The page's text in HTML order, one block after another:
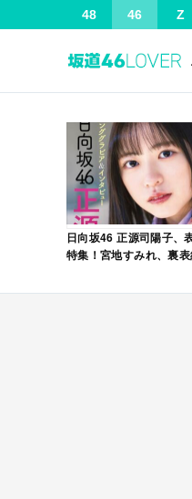
48 46 Z
日向坂46 正源司陽子、
特集！宮地すみれ、裏
VOL.12」本日4/30発売